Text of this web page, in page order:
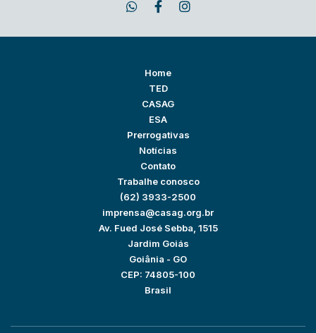
Home
TED
CASAG
ESA
Prerrogativas
Notícias
Contato
Trabalhe conosco
(62) 3933-2500
imprensa@casag.org.br
Av. Fued José Sebba, 1515
Jardim Goiás
Goiânia - GO
CEP: 74805-100
Brasil